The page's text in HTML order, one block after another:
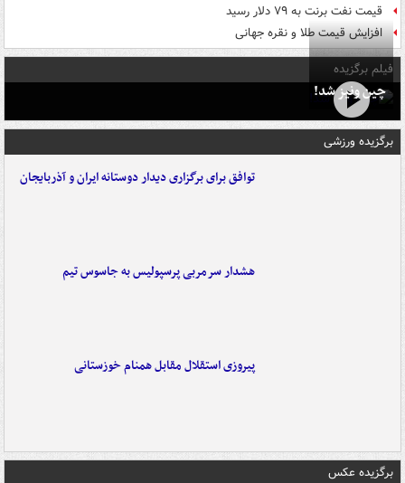
قیمت نفت برنت به ۷۹ دلار رسید
افزایش قیمت طلا و نقره جهانی
فیلم برگزیده
چین ونیز شد!
برگزیده ورزشی
توافق برای برگزاری دیدار دوستانه ایران و آذربایجان
هشدار سرمربی پرسپولیس به جاسوس تیم
پیروزی استقلال مقابل همنام خوزستانی
برگزیده عکس